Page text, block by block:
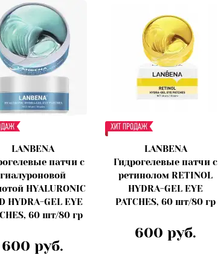
LANBENA
патчи с
гиалуроновой
HYALURONIC
HYDRA-GEL EYE
60 шт/80 гр
600 руб.
LANBENA
Гидрогелевые патчи с
ретинолом RETINOL
HYDRA-GEL EYE
PATCHES, 60 шт/80 гр
600 руб.